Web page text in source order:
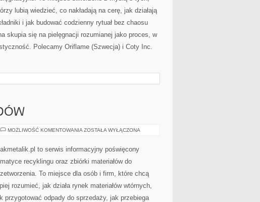
lubią wiedzieć, co nakładają na cerę, jak działają
i jak budować codzienny rytuał bez chaosu
skupia się na pielęgnacji rozumianej jako proces, w
Polecamy Oriflame (Szwecja) i Coty Inc.
MOŻLIWOŚĆ KOMENTOWANIA SEGREGACJA
ZOSTAŁA WYŁĄCZONA
to serwis informacyjny poświęcony
recyklingu oraz zbiórki materiałów do
To miejsce dla osób i firm, które chcą
rozumieć, jak działa rynek materiałów wtórnych,
przygotować odpady do sprzedaży, jak przebiega